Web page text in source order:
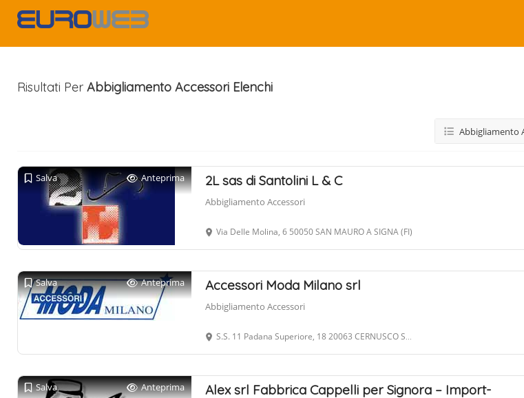
Risultati Per Abbigliamento Accessori Elenchi
Salva Anteprima 2L sas di Santolini L & C
Abbigliamento Accessori
Via Delle Molina, 6 50050 SAN MAURO A SIGNA (FI)
Salva Anteprima Accessori Moda Milano srl
Abbigliamento Accessori
S.S. 11 Padana Superiore, 18 20063 CERNUSCO SUL NAVIGLIO (MI)
Salva Anteprima
Alex srl Fabbrica Cappelli per Signora – Import-